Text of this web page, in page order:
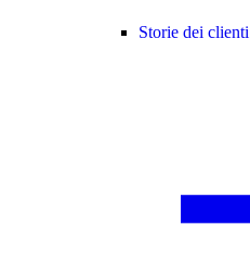
Storie dei clienti